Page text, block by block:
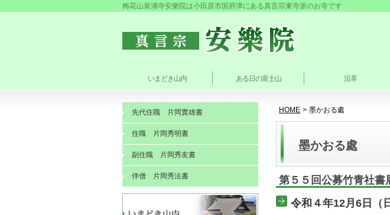
梅花山泉涌寺安樂院は小田原市国府津にある真言宗東寺派のお寺です
いまどき山内 ある日の富士山 沿革
先代住職 片岡實雄書
住職 片岡秀明書
副住職 片岡秀友書
伴僧 片岡秀法書
HOME > 墨かおる處
墨かおる處
第５５回公募竹青社書
令和４年12月6日（